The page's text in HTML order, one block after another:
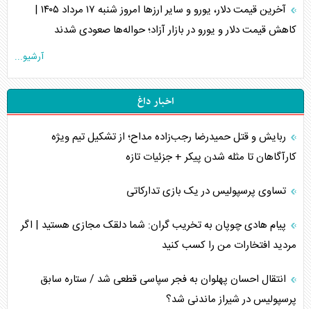
آخرین قیمت دلار، یورو و سایر ارز‌ها امروز شنبه ۱۷ مرداد ۱۴۰۵ |
کاهش قیمت دلار و یورو در بازار آزاد؛ حواله‌ها صعودی شدند
آرشیو...
اخبار داغ
ربایش و قتل حمیدرضا رجب‌زاده مداح؛ از تشکیل تیم ویژه
کارآگاهان تا مثله شدن پیکر + جزئیات تازه
تساوی پرسپولیس در یک بازی تدارکاتی
پیام هادی چوپان به تخریب گران: شما دلقک مجازی هستید | اگر
مردید افتخارات من را کسب کنید
انتقال احسان پهلوان به فجر سپاسی قطعی شد / ستاره سابق
پرسپولیس در شیراز ماندنی شد؟